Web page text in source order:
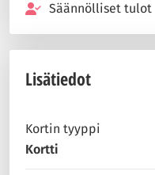
Säännölliset tulot
Lisätiedot
Kortin tyyppi
Kortti